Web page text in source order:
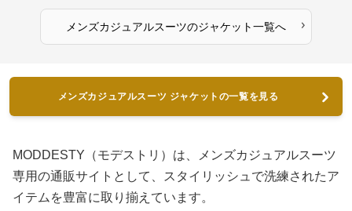
メンズカジュアルスーツのジャケット一覧へ ›
メンズカジュアルスーツ ジャケットの一覧を見る
MODDESTY（モデストリ）は、メンズカジュアルスーツ
専用の通販サイトとして、スタイリッシュで洗練されたア
イテムを豊富に取り揃えています。